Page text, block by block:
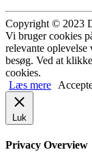
Copyright © 2023
Vi bruger cookies
relevante oplevelse
besøg. Ved at
cookies.
Læs mere
Luk
Privacy Overview